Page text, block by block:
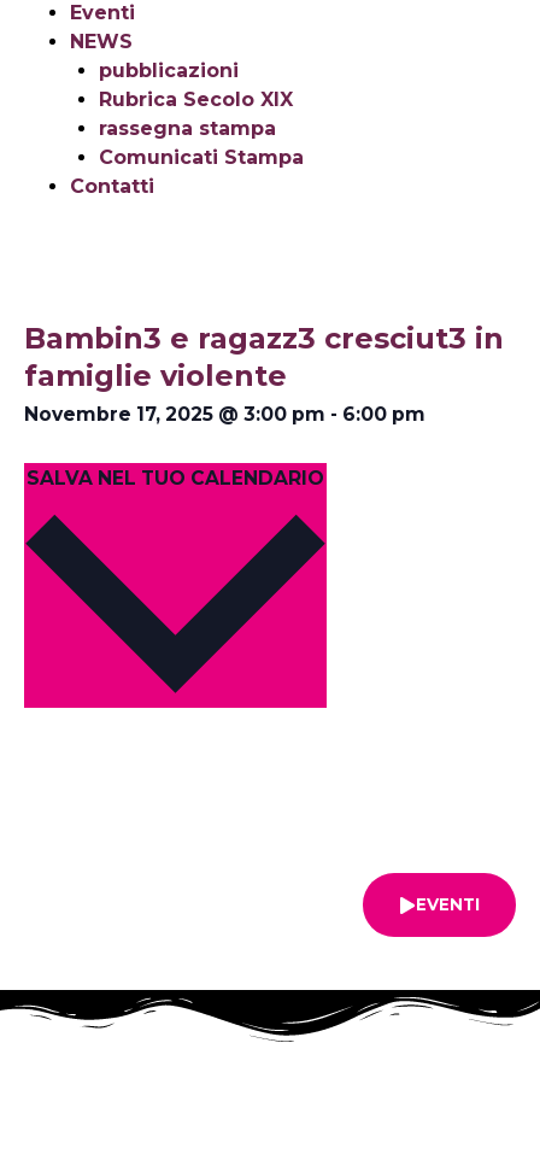
Eventi
NEWS
pubblicazioni
Rubrica Secolo XIX
rassegna stampa
Comunicati Stampa
Contatti
Bambin3 e ragazz3 cresciut3 in
famiglie violente
Novembre 17, 2025 @ 3:00 pm - 6:00 pm
EVENTI